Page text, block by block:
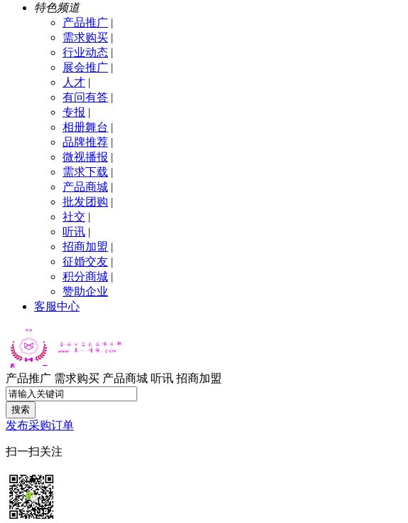
特色频道
产品推广 |
需求购买 |
行业动态 |
展会推广 |
人才 |
有问有答 |
专报 |
相册舞台 |
品牌推荐 |
微视播报 |
需求下载 |
产品商城 |
批发团购 |
社交 |
听讯 |
招商加盟 |
征婚交友 |
积分商城 |
赞助企业
客服中心
产品推广 需求购买 产品商城 听讯 招商加盟
搜索
发布采购订单
扫一扫关注